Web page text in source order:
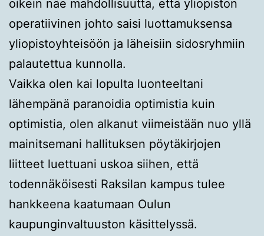
oikein näe mahdollisuutta, että yliopiston
operatiivinen johto saisi luottamuksensa
yliopistoyhteisöön ja läheisiin sidosryhmiin
palautettua kunnolla.
Vaikka olen kai lopulta luonteeltani
lähempänä paranoidia optimistia kuin
optimistia, olen alkanut viimeistään nuo yllä
mainitsemani hallituksen pöytäkirjojen
liitteet luettuani uskoa siihen, että
todennäköisesti Raksilan kampus tulee
hankkeena kaatumaan Oulun
kaupunginvaltuuston käsittelyssä.